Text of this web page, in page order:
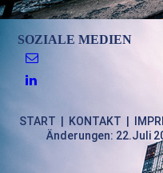
SOZIALE MEDIEN
START KONTAKT
Änderungen: 22.Juli